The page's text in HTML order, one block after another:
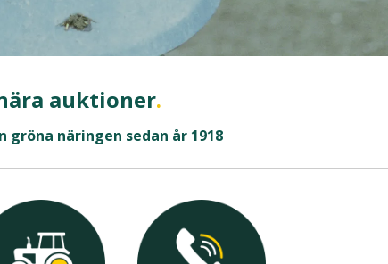
auktioner.
näringen sedan år 1918